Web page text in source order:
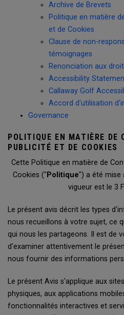
Archive de Brevets
Politique en matière
et de Cookies
Clause de non-
témoignages
Renonciation aux
Accessibility
Callaway Golf
Accord d'utilisation
Governance
POLITIQUE EN MATIÈRE DE
PUBLICITÉ ET DE COOKIES
Cette Politique en matière de
Cookies (" Politique") a été mise
vigueur est le 3
Le présent avis décrit les types
nous recueillons à votre sujet, ce
qui nous les partageons. Il est de
d'examiner attentivement le
nous fournir des informations
Le présent Avis s'applique aux
physiques, aux applications
fonctionnalités interactives et